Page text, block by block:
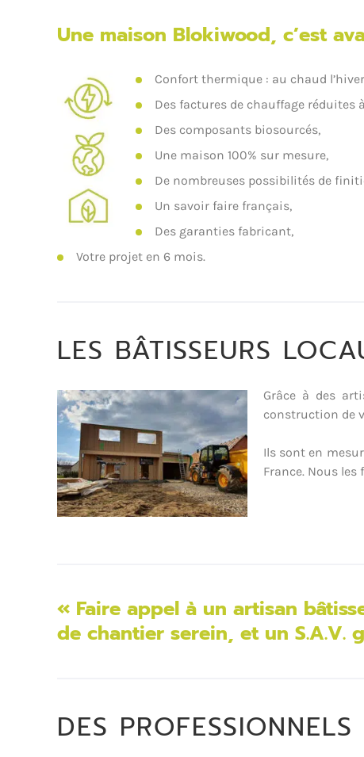
Une maison Blokiwood, c’est
Confort thermique : au chaud
Des factures de chauffage réduites
Des composants biosourcés,
Une maison 100% sur mesure,
De nombreuses possibilités de
Un savoir faire français,
Des garanties fabricant,
Votre projet en 6 mois.
LES BÂTISSEURS
Grâce à des
construction de
Ils sont en
France. Nous
« Faire appel à un artisan
de chantier serein, et un S.A.V.
DES